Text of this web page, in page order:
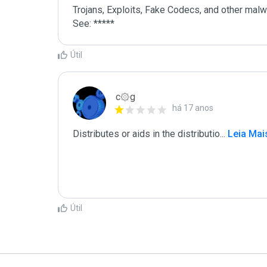
Trojans, Exploits, Fake Codecs, and other
See: *****
Útil
c۞g
há 17 anos
Distributes or aids in the distributio... Leia
Útil